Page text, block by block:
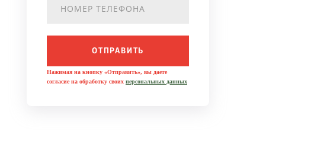
ОТПРАВИТЬ
Нажимая на кнопку «Отправить», вы даете
согласие на обработку своих персональных данных